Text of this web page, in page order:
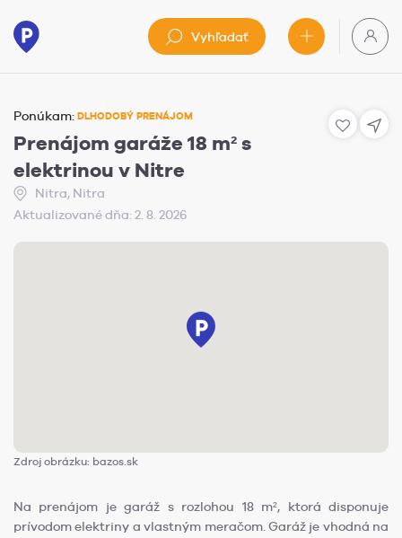
Vyhľadať
Ponúkam: DLHODOBÝ PRENÁJOM
Prenájom garáže 18 m² s
elektrinou v Nitre
Nitra, Nitra
Aktualizované dňa: 2. 8. 2026
Zdroj obrázku: bazos.sk
Na prenájom je garáž s rozlohou 18 m², ktorá disponuje
prívodom elektriny a vlastným meračom. Garáž je vhodná na